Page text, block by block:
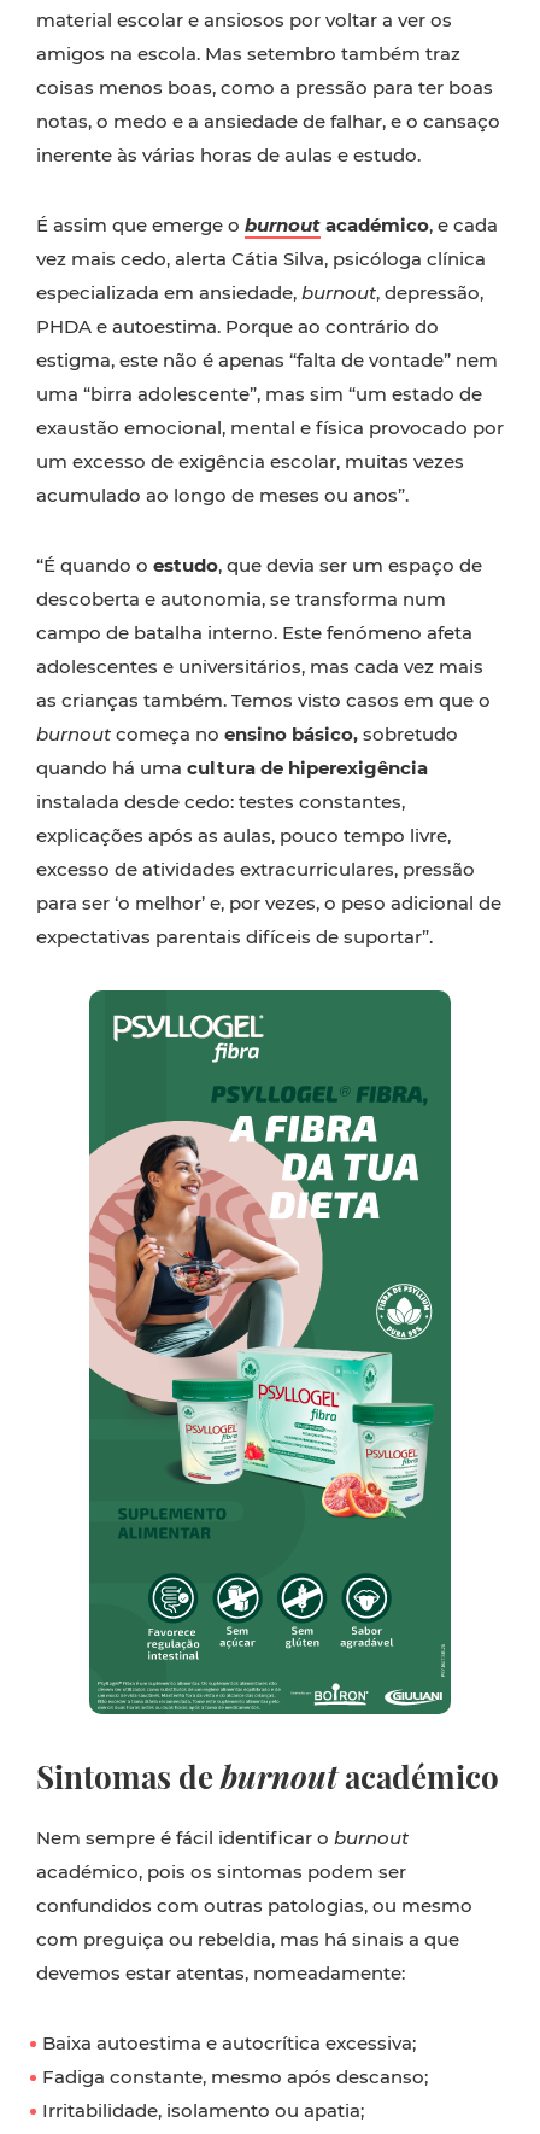
material escolar e ansiosos por voltar a ver os
amigos na escola. Mas setembro também traz
coisas menos boas, como a pressão para ter boas
notas, o medo e a ansiedade de falhar, e o cansaço
inerente às várias horas de aulas e estudo.
É assim que emerge o burnout académico, e cada
vez mais cedo, alerta Cátia Silva, psicóloga clínica
especializada em ansiedade, burnout, depressão,
PHDA e autoestima. Porque ao contrário do
estigma, este não é apenas “falta de vontade” nem
uma “birra adolescente”, mas sim “um estado de
exaustão emocional, mental e física provocado por
um excesso de exigência escolar, muitas vezes
acumulado ao longo de meses ou anos”.
“É quando o estudo, que devia ser um espaço de
descoberta e autonomia, se transforma num
campo de batalha interno. Este fenómeno afeta
adolescentes e universitários, mas cada vez mais
as crianças também. Temos visto casos em que o
burnout começa no ensino básico, sobretudo
quando há uma cultura de hiperexigência
instalada desde cedo: testes constantes,
explicações após as aulas, pouco tempo livre,
excesso de atividades extracurriculares, pressão
para ser ‘o melhor’ e, por vezes, o peso adicional de
expectativas parentais difíceis de suportar”.
Sintomas deburnoutacadémico
Nem sempre é fácil identificar o burnout
académico, pois os sintomas podem ser
confundidos com outras patologias, ou mesmo
com preguiça ou rebeldia, mas há sinais a que
devemos estar atentas, nomeadamente:
Baixa autoestima e autocrítica excessiva;
Fadiga constante, mesmo após descanso;
Irritabilidade, isolamento ou apatia;